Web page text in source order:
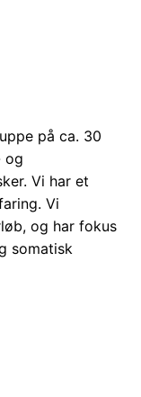
på ca. 30
og
Vi har et
Vi
og har fokus
somatisk